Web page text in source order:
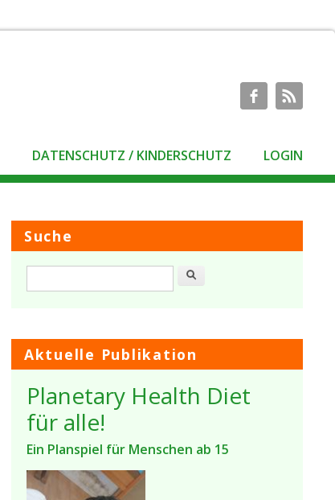
DATENSCHUTZ / KINDERSCHUTZ LOGIN
Suche
Suche
Aktuelle Publikation
Planetary Health Diet
für alle!
Ein Planspiel für Menschen ab 15